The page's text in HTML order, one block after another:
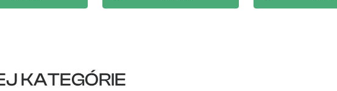
KATEGÓRIE